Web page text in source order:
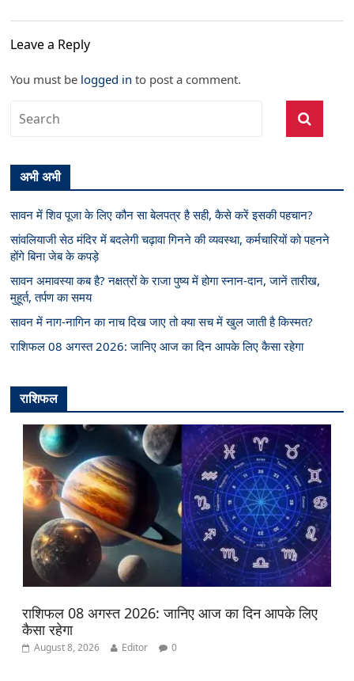
Leave a Reply
You must be logged in to post a comment.
अभी अभी
सावन में शिव पूजा के लिए कौन सा बेलपत्र है सही, कैसे करें इसकी पहचान?
सांवलियाजी सेठ मंदिर में बदलेगी चढ़ावा गिनने की व्यवस्था, कर्मचारियों को पहनने
होंगे बिना जेब के कपड़े
सावन अमावस्या कब है? नक्षत्रों के राजा पुष्य में होगा स्नान-दान, जानें तारीख,
मुहूर्त, तर्पण का समय
सावन में नाग-नागिन का नाच दिख जाए तो क्या सच में खुल जाती है किस्मत?
राशिफल 08 अगस्त 2026: जानिए आज का दिन आपके लिए कैसा रहेगा
राशिफल
राशिफल 08 अगस्त 2026: जानिए आज का दिन आपके लिए
कैसा रहेगा
August 8, 2026 Editor 0